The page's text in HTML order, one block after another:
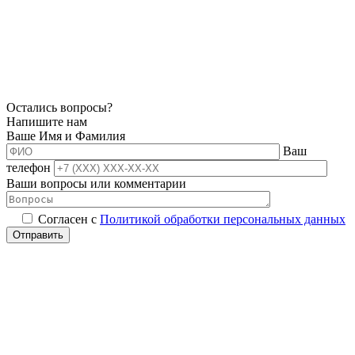
Остались вопросы?
Напишите нам
Ваше Имя и Фамилия
Ваш
телефон
Ваши вопросы или комментарии
Согласен с Политикой обработки персональных данных